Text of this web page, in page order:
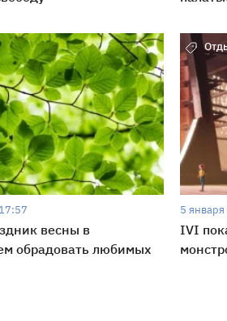
весны в
обрадовать любимых
5
​​IVI